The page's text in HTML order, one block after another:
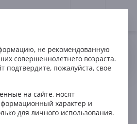
? Да
вино: что это
оно делается
InWine
не рекомендованную
совершеннолетнего возраста.
подтвердите, пожалуйста, свое
на сайте, носят
характер и
для личного использования.